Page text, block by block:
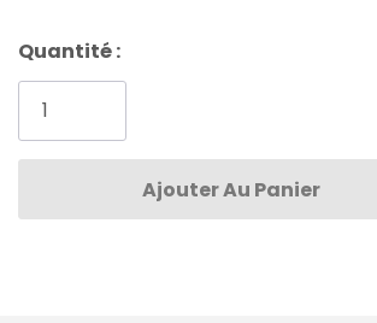
Stock
actuel
Quantité :